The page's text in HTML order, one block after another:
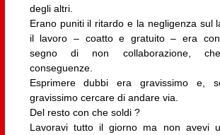
degli altri.
Erano puniti il ritardo e la negligenza sul
il lavoro – coatto e gratuito – era
segno di non collaborazione, che
conseguenze.
Esprimere dubbi era gravissimo e,
gravissimo cercare di andare via.
Del resto con che soldi ?
Lavoravi tutto il giorno ma non avevi